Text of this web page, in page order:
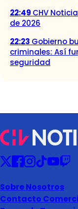
22:49 CHV
de 2026
22:23 Gobierno
criminales: Así
seguridad
Sobre Nosotros
Contacto